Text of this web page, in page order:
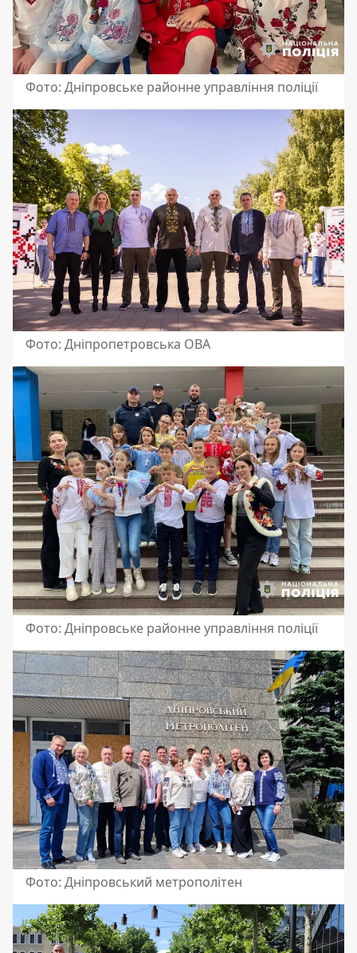
Фото: Дніпровське районне управління поліції
Фото: Дніпропетровська ОВА
Фото: Дніпровське районне управління поліції
Фото: Дніпровський метрополітен